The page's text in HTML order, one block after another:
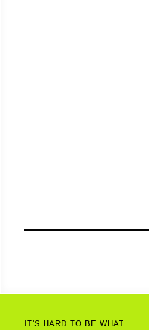
IT'S HARD TO BE WHAT